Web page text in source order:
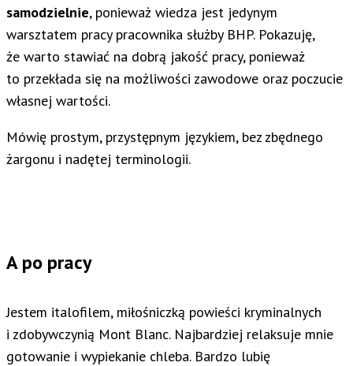
samodzielnie, ponieważ wiedza jest jedynym
warsztatem pracy pracownika służby BHP. Pokazuję,
że warto stawiać na dobrą jakość pracy, ponieważ
to przekłada się na możliwości zawodowe oraz poczucie
własnej wartości.
Mówię prostym, przystępnym językiem, bez zbędnego
żargonu i nadętej terminologii.
A po pracy
Jestem italofilem, miłośniczką powieści kryminalnych
i zdobywczynią Mont Blanc. Najbardziej relaksuje mnie
gotowanie i wypiekanie chleba. Bardzo lubię